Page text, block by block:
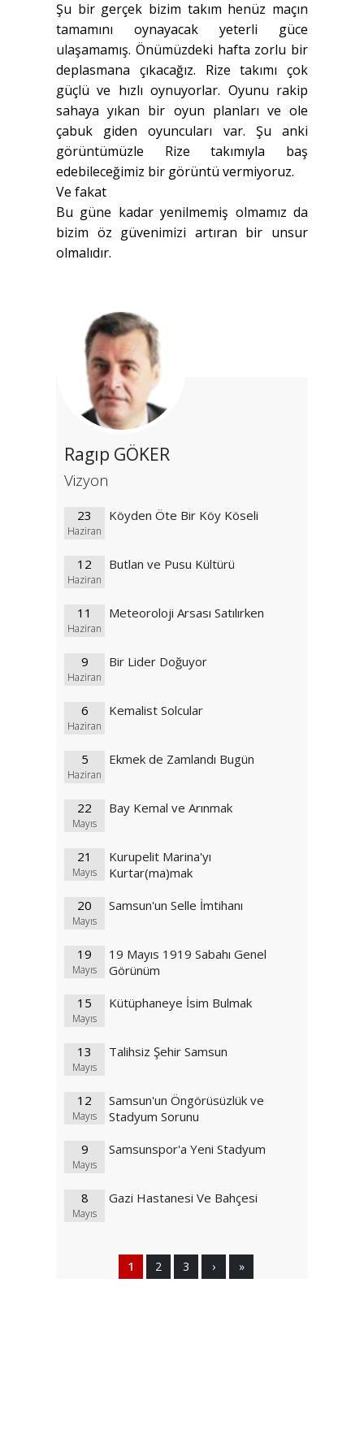
Şu bir gerçek bizim takım henüz maçın
tamamını oynayacak yeterli güce
ulaşamamış. Önümüzdeki hafta zorlu bir
deplasmana çıkacağız. Rize takımı çok
güçlü ve hızlı oynuyorlar. Oyunu rakip
sahaya yıkan bir oyun planları ve ole
çabuk giden oyuncuları var. Şu anki
görüntümüzle Rize takımıyla baş
edebileceğimiz bir görüntü vermiyoruz.
Ve fakat
Bu güne kadar yenilmemiş olmamız da
bizim öz güvenimizi artıran bir unsur
olmalıdır.
Ragıp GÖKER
Vizyon
23
Haziran
Köyden Öte Bir Köy Köseli
12
Haziran
Butlan ve Pusu Kültürü
11
Haziran
Meteoroloji Arsası Satılırken
9
Haziran
Bir Lider Doğuyor
6
Haziran
Kemalist Solcular
5
Haziran
Ekmek de Zamlandı Bugün
22
Mayıs
Bay Kemal ve Arınmak
21
Mayıs
Kurupelit Marina'yı
Kurtar(ma)mak
20
Mayıs
Samsun'un Selle İmtihanı
19
Mayıs
19 Mayıs 1919 Sabahı Genel
Görünüm
15
Mayıs
Kütüphaneye İsim Bulmak
13
Mayıs
Talihsiz Şehir Samsun
12
Mayıs
Samsun'un Öngörüsüzlük ve
Stadyum Sorunu
9
Mayıs
Samsunspor'a Yeni Stadyum
8
Mayıs
Gazi Hastanesi Ve Bahçesi
1 2 3 › »